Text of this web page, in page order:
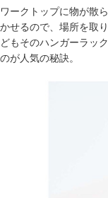
ワークトップに物が散
かせるので、場所を取
どもそのハンガーラッ
のが人気の秘訣。